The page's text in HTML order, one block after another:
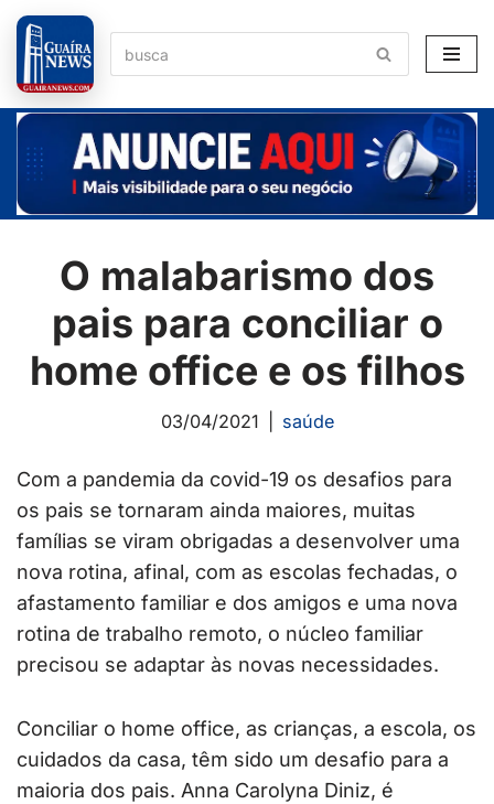
Pular
para
o
conteúdo
O malabarismo dos
pais para conciliar o
home office e os filhos
03/04/2021 saúde
Com a pandemia da covid-19 os desafios para
os pais se tornaram ainda maiores, muitas
famílias se viram obrigadas a desenvolver uma
nova rotina, afinal, com as escolas fechadas, o
afastamento familiar e dos amigos e uma nova
rotina de trabalho remoto, o núcleo familiar
precisou se adaptar às novas necessidades.
Conciliar o home office, as crianças, a escola, os
cuidados da casa, têm sido um desafio para a
maioria dos pais. Anna Carolyna Diniz, é